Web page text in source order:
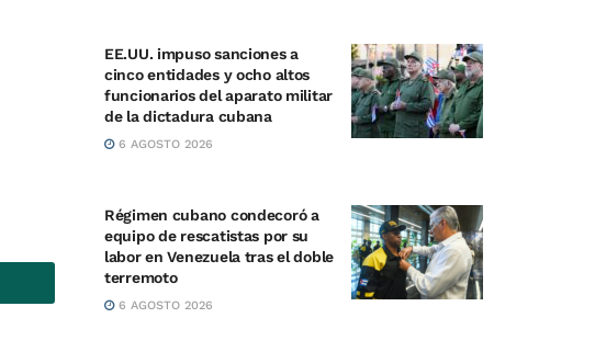
EE.UU. impuso sanciones a
cinco entidades y ocho altos
funcionarios del aparato militar
de la dictadura cubana
6 AGOSTO 2026
Régimen cubano condecoró a
equipo de rescatistas por su
labor en Venezuela tras el doble
terremoto
6 AGOSTO 2026